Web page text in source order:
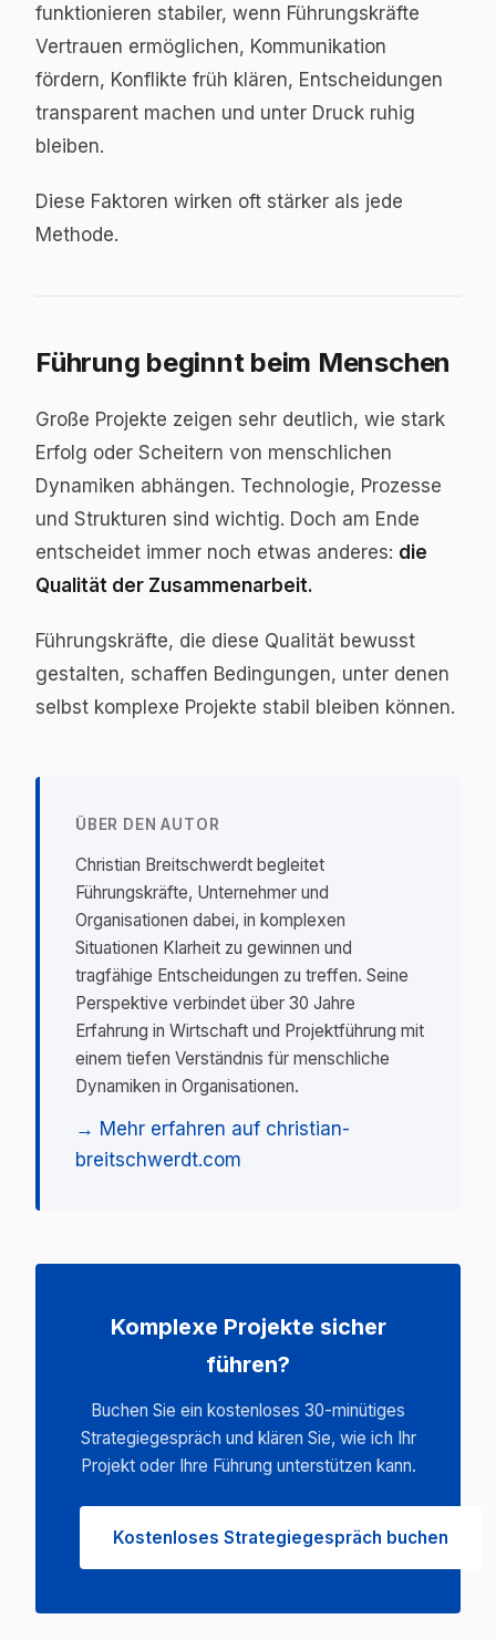
funktionieren stabiler, wenn Führungskräfte
Vertrauen ermöglichen, Kommunikation
fördern, Konflikte früh klären, Entscheidungen
transparent machen und unter Druck ruhig
bleiben.
Diese Faktoren wirken oft stärker als jede
Methode.
Führung beginnt beim Menschen
Große Projekte zeigen sehr deutlich, wie stark
Erfolg oder Scheitern von menschlichen
Dynamiken abhängen. Technologie, Prozesse
und Strukturen sind wichtig. Doch am Ende
entscheidet immer noch etwas anderes: die
Qualität der Zusammenarbeit.
Führungskräfte, die diese Qualität bewusst
gestalten, schaffen Bedingungen, unter denen
selbst komplexe Projekte stabil bleiben können.
ÜBER DEN AUTOR
Christian Breitschwerdt begleitet
Führungskräfte, Unternehmer und
Organisationen dabei, in komplexen
Situationen Klarheit zu gewinnen und
tragfähige Entscheidungen zu treffen. Seine
Perspektive verbindet über 30 Jahre
Erfahrung in Wirtschaft und Projektführung mit
einem tiefen Verständnis für menschliche
Dynamiken in Organisationen.
→ Mehr erfahren auf christian-
breitschwerdt.com
Komplexe Projekte sicher
führen?
Buchen Sie ein kostenloses 30-minütiges
Strategiegespräch und klären Sie, wie ich Ihr
Projekt oder Ihre Führung unterstützen kann.
Kostenloses Strategiegespräch buchen